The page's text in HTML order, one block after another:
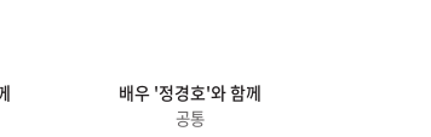
배우 '정경호'와 함께
공통